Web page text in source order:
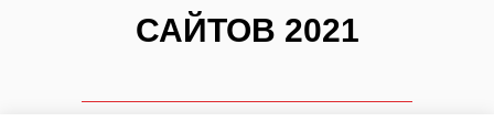
САЙТОВ 2021